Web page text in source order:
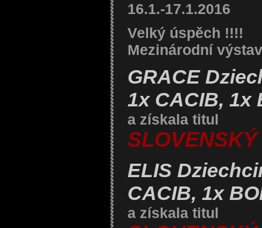
16.1.-17.1.2016
Velký úspěch !!!!
Mezinárodní
GRACE
1x CACIB, 1x
a získala titul
ELIS
CACIB, 1x
a získala titul